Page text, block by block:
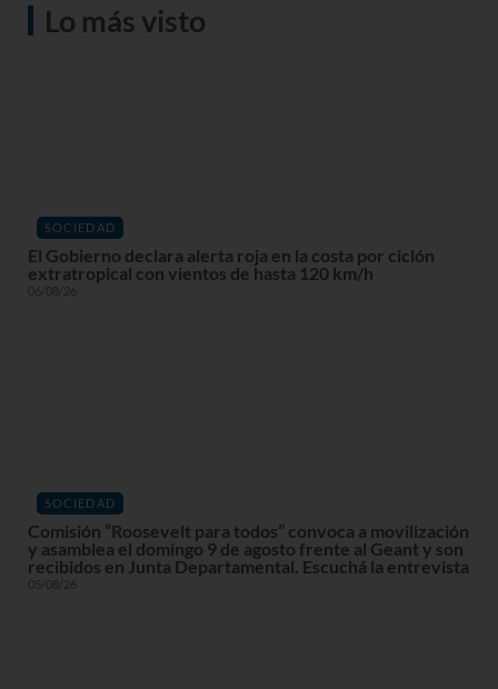
Lo más visto
SOCIEDAD
El Gobierno declara alerta roja en la costa por ciclón
extratropical con vientos de hasta 120 km/h
06/08/26
SOCIEDAD
Comisión “Roosevelt para todos” convoca a movilización
y asamblea el domingo 9 de agosto frente al Geant y son
recibidos en Junta Departamental. Escuchá la entrevista
05/08/26